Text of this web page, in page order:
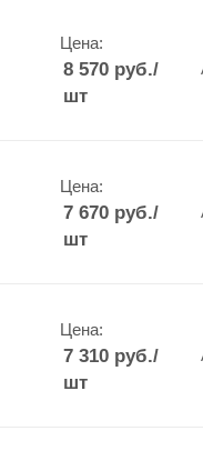
Цена:
8 570руб./
шт
Цена:
7 670руб./
шт
Цена:
7 310руб./
шт